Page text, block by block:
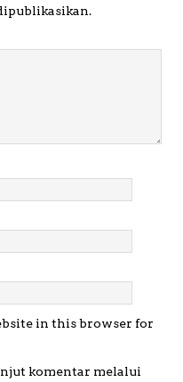
in this browser for
komentar melalui